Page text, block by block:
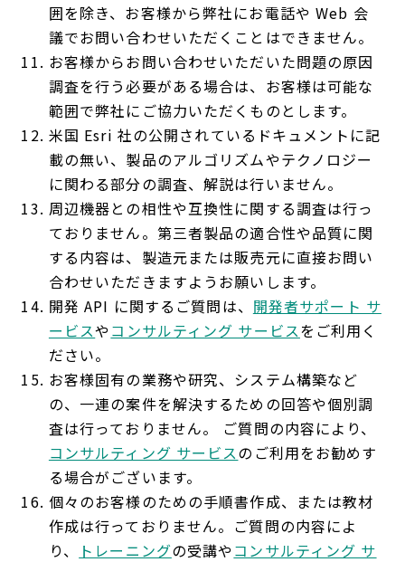
囲を除き、お客様から弊社にお電話や Web 会
議でお問い合わせいただくことはできません。
お客様からお問い合わせいただいた問題の原因
調査を行う必要がある場合は、お客様は可能な
範囲で弊社にご協力いただくものとします。
米国 Esri 社の公開されているドキュメントに記
載の無い、製品のアルゴリズムやテクノロジー
に関わる部分の調査、解説は行いません。
周辺機器との相性や互換性に関する調査は行っ
ておりません。第三者製品の適合性や品質に関
する内容は、製造元または販売元に直接お問い
合わせいただきますようお願いします。
開発 API に関するご質問は、 開発者サポート サ
ービスやコンサルティング サービスをご利用く
ださい。
お客様固有の業務や研究、システム構築など
の、一連の案件を解決するための回答や個別調
査は行っておりません。 ご質問の内容により、
コンサルティング サービスのご利用をお勧めす
る場合がございます。
個々のお客様のための手順書作成、または教材
作成は行っておりません。ご質問の内容によ
り、
トレーニングの受講やコンサルティング サ